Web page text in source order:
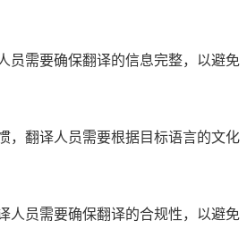
员需要确保翻译的信息完整，以避免
，翻译人员需要根据目标语言的文化
人员需要确保翻译的合规性，以避免